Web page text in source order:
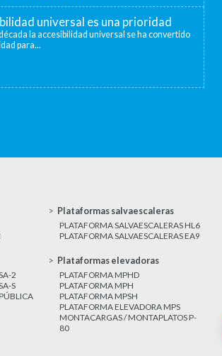
universal es una prioridad
la accesibilidad universal se ha convertido
para...
Plataformas salvaescaleras
PLATAFORMA SALVAESCALERAS HL6
PLATAFORMA SALVAESCALERAS EA9
2
S
Plataformas elevadoras
PLATAFORMA MPHD
PLATAFORMA MPH
PLATAFORMA MPSH
PLATAFORMA ELEVADORA MPS
MONTACARGAS / MONTAPLATOS P-
80